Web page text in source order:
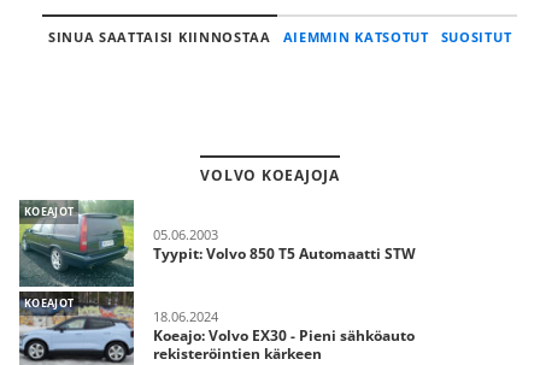
SINUA SAATTAISI KIINNOSTAA AIEMMIN KATSOTUT SUOSITUT
VOLVO KOEAJOJA
KOEAJOT
05.06.2003
Tyypit: Volvo 850 T5 Automaatti STW
KOEAJOT
18.06.2024
Koeajo: Volvo EX30 - Pieni sähköauto
rekisteröintien kärkeen